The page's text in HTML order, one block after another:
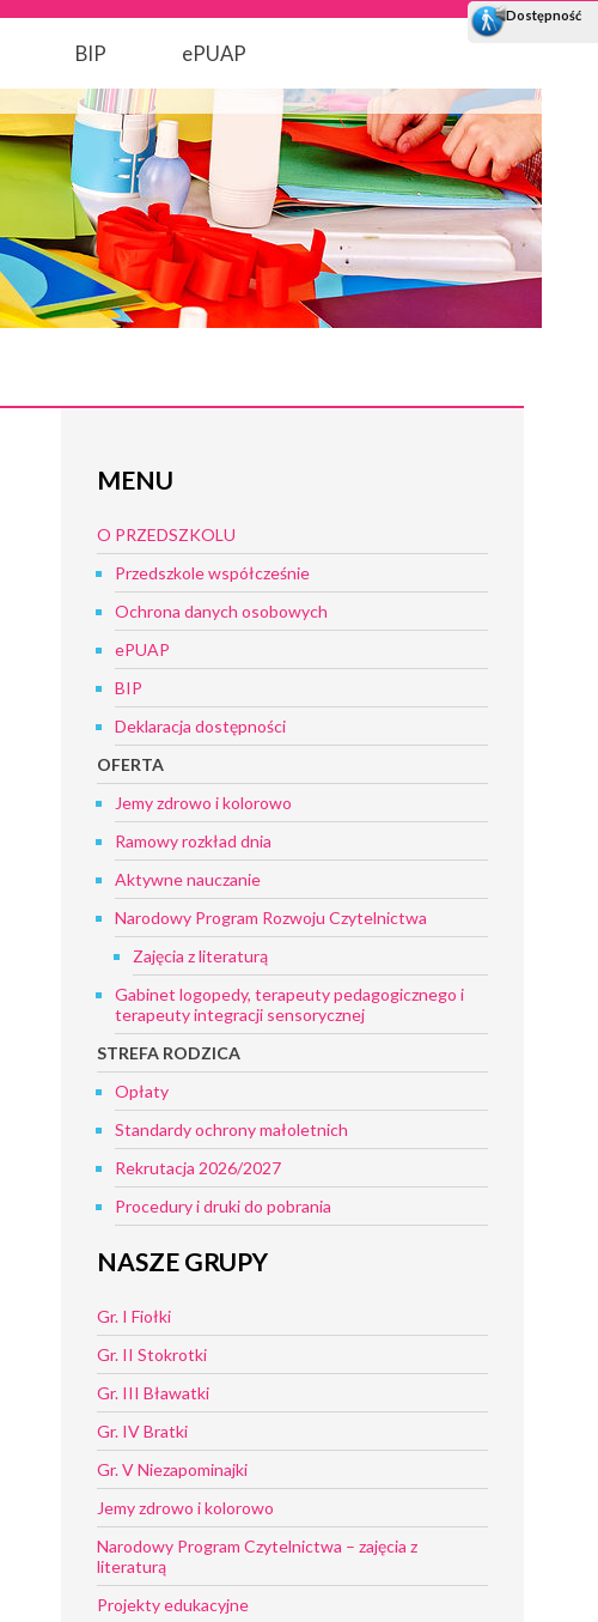
BIP ePUAP
MENU
O PRZEDSZKOLU
Przedszkole współcześnie
Ochrona danych osobowych
ePUAP
BIP
Deklaracja dostępności
OFERTA
Jemy zdrowo i kolorowo
Ramowy rozkład dnia
Aktywne nauczanie
Narodowy Program Rozwoju Czytelnictwa
Zajęcia z literaturą
Gabinet logopedy, terapeuty pedagogicznego i
terapeuty integracji sensorycznej
STREFA RODZICA
Opłaty
Standardy ochrony małoletnich
Rekrutacja 2026/2027
Procedury i druki do pobrania
NASZE GRUPY
Gr. I Fiołki
Gr. II Stokrotki
Gr. III Bławatki
Gr. IV Bratki
Gr. V Niezapominajki
Jemy zdrowo i kolorowo
Narodowy Program Czytelnictwa – zajęcia z
literaturą
Projekty edukacyjne